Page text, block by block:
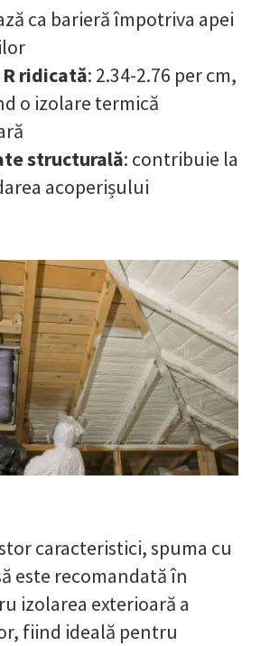
ca barieră împotriva apei
ridicată: 2.34-2.76 per cm,
o izolare termică
structurală: contribuie la
acoperișului
caracteristici, spuma cu
este recomandată în
izolarea exterioară a
fiind ideală pentru